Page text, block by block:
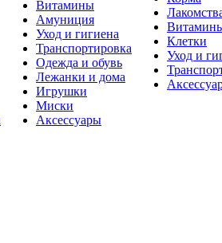
Витамины
Амуниция
Уход и гигиена
Транспортировка
Одежда и обувь
Лежанки и дома
Игрушки
Миски
Аксессуары
Клетки
Уход и